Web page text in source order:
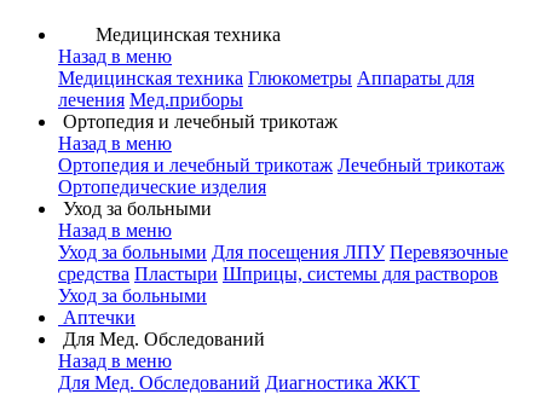
Медицинская техника
Назад в меню
Медицинская техника Глюкометры Аппараты для
лечения Мед.приборы
Ортопедия и лечебный трикотаж
Назад в меню
Ортопедия и лечебный трикотаж Лечебный трикотаж
Ортопедические изделия
Уход за больными
Назад в меню
Уход за больными Для посещения ЛПУ Перевязочные
средства Пластыри Шприцы, системы для растворов
Уход за больными
Аптечки
Для Мед. Обследований
Назад в меню
Для Мед. Обследований Диагностика ЖКТ